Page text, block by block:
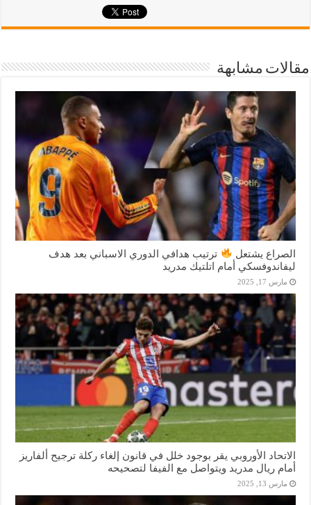
مقالات مشابهة
الصراع يشتعل
ترتيب هدافي الدوري الاسباني بعد هدف
ليفاندوفسكي أمام اتلتيك مدريد
مارس 17, 2025
الاتحاد الأوروبي يقر بوجود خلل في قانون إلغاء ركلة ترجيح ألفاريز
أمام ريال مدريد ويتواصل مع الفيفا لتصحيحه
مارس 13, 2025